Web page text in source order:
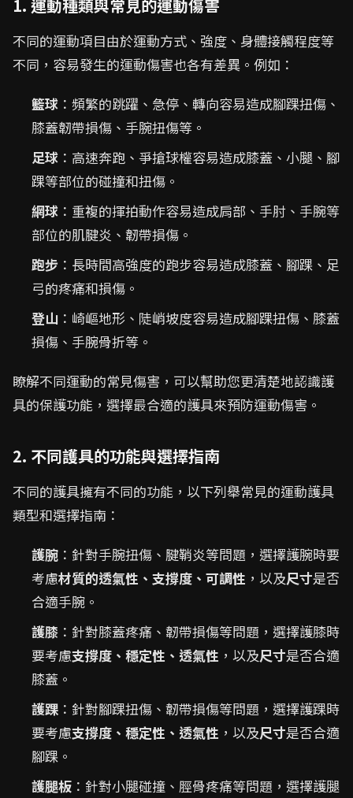
1. 運動種類與常見的運動傷害
不同的運動項目由於運動方式、強度、身體接觸程度等
不同，容易發生的運動傷害也各有差異。例如：
籃球 ：頻繁的跳躍、急停、轉向容易造成腳踝扭傷、
膝蓋韌帶損傷、手腕扭傷等。
足球 ：高速奔跑、爭搶球權容易造成膝蓋、小腿、腳
踝等部位的碰撞和扭傷。
網球 ：重複的揮拍動作容易造成肩部、手肘、手腕等
部位的肌腱炎、韌帶損傷。
跑步 ：長時間高強度的跑步容易造成膝蓋、腳踝、足
弓的疼痛和損傷。
登山 ：崎嶇地形、陡峭坡度容易造成腳踝扭傷、膝蓋
損傷、手腕骨折等。
瞭解不同運動的常見傷害，可以幫助您更清楚地認識護
具的保護功能，選擇最合適的護具來預防運動傷害。
2. 不同護具的功能與選擇指南
不同的護具擁有不同的功能，以下列舉常見的運動護具
類型和選擇指南：
護腕 ：針對手腕扭傷、腱鞘炎等問題，選擇護腕時要
考慮材質的透氣性、支撐度、可調性 ，以及尺寸是否
合適手腕。
護膝 ：針對膝蓋疼痛、韌帶損傷等問題，選擇護膝時
要考慮支撐度、穩定性、透氣性 ，以及尺寸是否合適
膝蓋。
護踝 ：針對腳踝扭傷、韌帶損傷等問題，選擇護踝時
要考慮支撐度、穩定性、透氣性 ，以及尺寸是否合適
腳踝。
護腿板 ：針對小腿碰撞、脛骨疼痛等問題，選擇護腿